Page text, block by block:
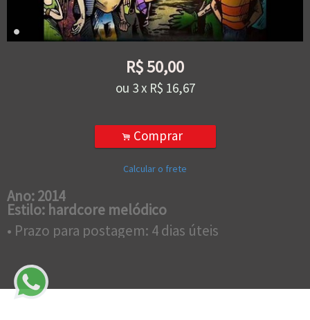
R$50,00
ou 3x R$ 16,67
. Comprar
Calcular o frete
Ano: 2014
Estilo: hardcore melódico
• Prazo para postagem: 4 dias úteis